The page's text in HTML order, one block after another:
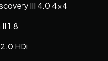
III 4.0 4×4
1.8
HDi